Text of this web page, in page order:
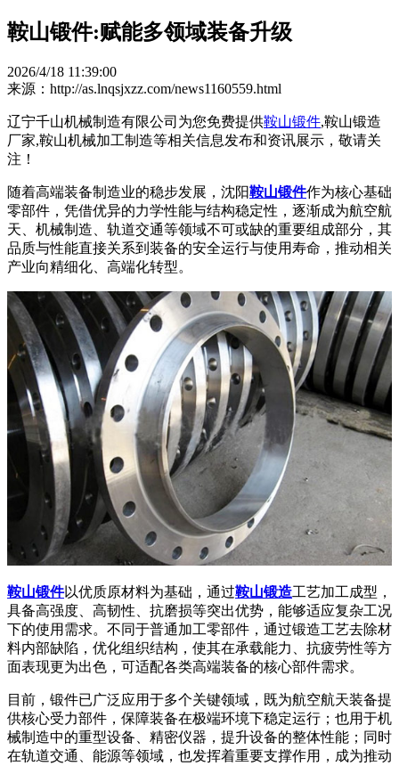
鞍山锻件:赋能多领域装备升级
2026/4/18 11:39:00
来源：http://as.lnqsjxzz.com/news1160559.html
辽宁千山机械制造有限公司为您免费提供鞍山锻件,鞍山锻造
厂家,鞍山机械加工制造等相关信息发布和资讯展示，敬请关
注！
随着高端装备制造业的稳步发展，沈阳鞍山锻件作为核心基础
零部件，凭借优异的力学性能与结构稳定性，逐渐成为航空航
天、机械制造、轨道交通等领域不可或缺的重要组成部分，其
品质与性能直接关系到装备的安全运行与使用寿命，推动相关
产业向精细化、高端化转型。
鞍山锻件以优质原材料为基础，通过鞍山锻造工艺加工成型，
具备高强度、高韧性、抗磨损等突出优势，能够适应复杂工况
下的使用需求。不同于普通加工零部件，通过锻造工艺去除材
料内部缺陷，优化组织结构，使其在承载能力、抗疲劳性等方
面表现更为出色，可适配各类高端装备的核心部件需求。
目前，锻件已广泛应用于多个关键领域，既为航空航天装备提
供核心受力部件，保障装备在极端环境下稳定运行；也用于机
械制造中的重型设备、精密仪器，提升设备的整体性能；同时
在轨道交通、能源等领域，也发挥着重要支撑作用，成为推动